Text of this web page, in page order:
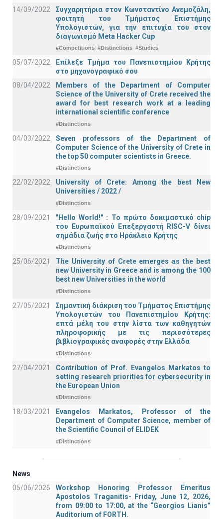
14/09/2022
Συγχαρητήρια στον Κωνσταντίνο Ανεμοζάλη,
φοιτητή του Τμήματος Επιστήμης
Υπολογιστών, για την επιτυχία του στον
διαγωνισμό Meta Hacker Cup
#Competitions #Distinctions #Studies
05/07/2022
Επίλεξε Τμήμα του Πανεπιστημίου Κρήτης
στο μηχανογραφικό σου
08/04/2022
Members of the Department of Computer
Science of the University of Crete received the
award for best research work at a leading
international scientific conference
#Distinctions
04/03/2022
Seven professors of the Department of
Computer Science of the University of Crete in
the top 50 computer scientists in Greece.
#Distinctions
22/02/2022
University of Crete: Among the best New
Universities / 2022 /
#Distinctions
28/09/2021
"Hello World!" : Το πρώτο δοκιμαστικό chip
του Ευρωπαϊκού Επεξεργαστή RISC-V δίνει
σημάδια ζωής στο Ηράκλειο Κρήτης
#Distinctions
25/06/2021
The University of Crete emerges as the best
new University in Greece and is among the 100
best new Universities in the world
#Distinctions
27/05/2021
Σημαντική διάκριση του Τμήματος Επιστήμης
Υπολογιστών του Πανεπιστημίου Κρήτης:
επτά μέλη του στην λίστα των καθηγητών
πληροφορικής με τις περισσότερες
βιβλιογραφικές αναφορές στην Ελλάδα
#Distinctions
27/04/2021
Contribution of Prof. Evangelos Markatos to
setting research priorities for cybersecurity in
the European Union
#Distinctions
18/03/2021
Evangelos Markatos, Professor of the
Department of Computer Science, member of
the Scientific Council of ELIDEK
#Distinctions
News
05/06/2026
Workshop Honoring Professor Emeritus
Apostolos Traganitis- Friday, June 12, 2026,
from 09:00 to 17:00, at the “Georgios Lianis”
Auditorium of FORTH.